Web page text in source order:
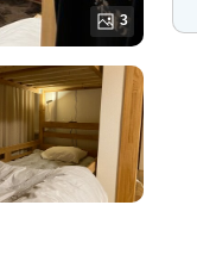
3